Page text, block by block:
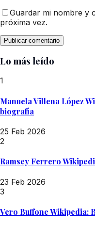
Guardar mi nombre y
próxima vez.
Lo más leído
1
Manuela Villena López
biografía
25 Feb 2026
2
Ramsey Ferrero
23 Feb 2026
3
Vero Buffone Wikipedia: